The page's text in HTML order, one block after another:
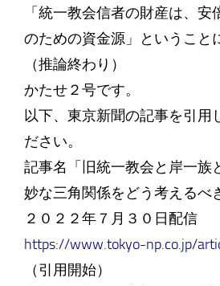
「統一教会信者の財産は、
のための資金源」ということ
（推論終わり）
かたせ２号です。
以下、東京新聞の記事を引用
ださい。
記事名「旧統一教会と岸一
妙な三角関係をどう考えるべ
２０２２年７月３０日配信
https://www.tokyo-np.co.jp/
（引用開始）